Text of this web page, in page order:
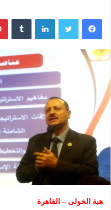
فيسبوك لينكدإن
هبة الخولى – القاهرة